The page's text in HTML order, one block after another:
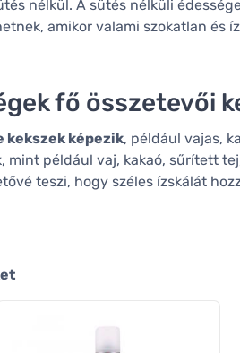
nélkül. A sütés nélküli
amikor valami szokatlan és
fő összetevői
kekszek képezik, például vajas,
mint például vaj, kakaó, sűrített
teszi, hogy széles ízskálát